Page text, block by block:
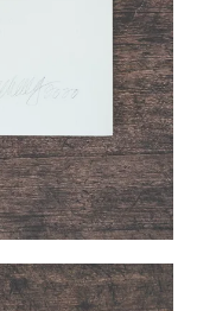
イ（ケープ）、キ